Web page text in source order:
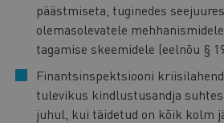
päästmiseta, tuginedes
olemasolevatele
tagamise skeemidele (eelnõu §
Finantsinspektsiooni
tulevikus kindlustusandja
juhul, kui täidetud on kõik kolm